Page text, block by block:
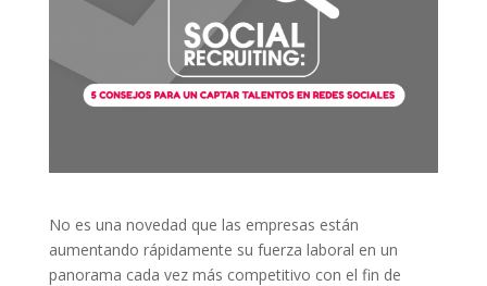
No es una novedad que las empresas están
aumentando rápidamente su fuerza laboral en un
panorama cada vez más competitivo con el fin de